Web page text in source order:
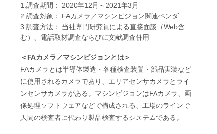
1.調査期間： 2020年12月～2021年3月
2.調査対象： FAカメラ／マシンビジョン関連ベンダ
3.調査方法： 当社専門研究員による直接面談（Web含
む）、電話取材調査ならびに文献調査併用
＜FAカメラ／マシンビジョンとは＞
FAカメラとは半導体製造・各種検査装置・部品実装など
に使用されるカメラであり、エリアセンサカメラとライ
ンセンサカメラがある。マシンビジョンはFAカメラ、画
像処理ソフトウェアなどで構成される、工場のラインで
人間の検査者に代わり製品検査するシステムである。